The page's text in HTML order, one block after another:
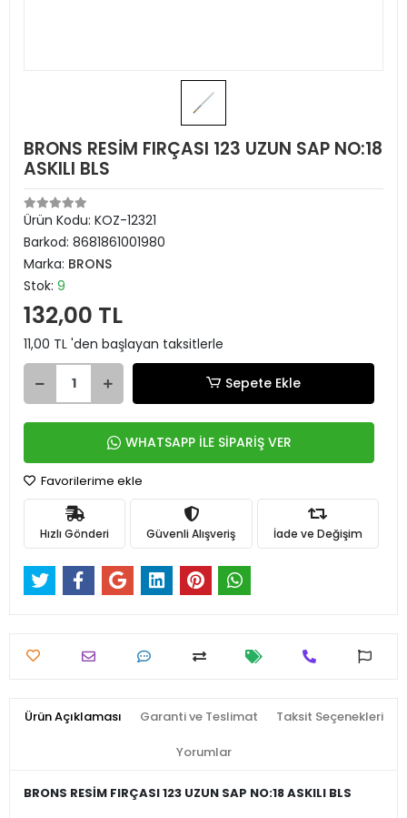
BRONS RESİM FIRÇASI 123 UZUN SAP NO:18
ASKILI BLS
Ürün Kodu: KOZ-12321
Barkod: 8681861001980
Marka: BRONS
Stok: 9
132,00 TL
11,00 TL 'den başlayan taksitlerle
Sepete Ekle
WHATSAPP İLE SİPARİŞ VER
Favorilerime ekle
Hızlı Gönderi Güvenli Alışveriş İade ve Değişim
Ürün Açıklaması Garanti ve Teslimat Taksit Seçenekleri
Yorumlar
BRONS RESİM FIRÇASI 123 UZUN SAP NO:18 ASKILI BLS